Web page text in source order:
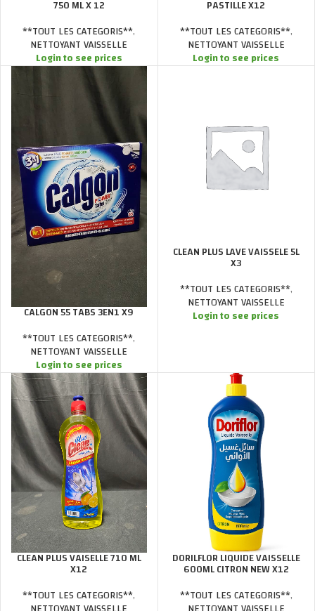
750 ML X 12
**TOUT LES CATEGORIS**,
NETTOYANT VAISSELLE
Login to see prices
PASTILLE X12
**TOUT LES CATEGORIS**,
NETTOYANT VAISSELLE
Login to see prices
CALGON 55 TABS 3EN1 X9
**TOUT LES CATEGORIS**,
NETTOYANT VAISSELLE
Login to see prices
CLEAN PLUS LAVE VAISSELE 5L
X3
**TOUT LES CATEGORIS**,
NETTOYANT VAISSELLE
Login to see prices
CLEAN PLUS VAISELLE 710 ML
X12
**TOUT LES CATEGORIS**,
DORILFLOR LIQUIDE VAISSELLE
600ML CITRON NEW X12
**TOUT LES CATEGORIS**,